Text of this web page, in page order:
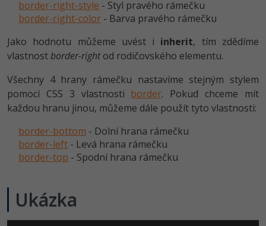
WordPress specialista
SEO specialista
Umělá inteligence (AI) -10%
Pro děti
Více
Fórum
Windows
Linux
Sítě
Kybernetická bezpečnost
Elektronický podpis
Fórum
Fórum
Příběhy absolventů
Blog
Kariéra
Pro firmy
border-right-style - Styl pravého rámečku
border-right-color - Barva pravého rámečku
Jako hodnotu můžeme uvést i inherit, tím zdědíme
vlastnostborder-rightod rodičovského elementu.
Všechny 4 hrany rámečku nastavíme stejným stylem
pomocí CSS 3 vlastnosti border. Pokud chceme mít
každou hranu jinou, můžeme dále použít tyto vlastnosti:
border-bottom - Dolní hrana rámečku
border-left - Levá hrana rámečku
border-top - Spodní hrana rámečku
Ukázka